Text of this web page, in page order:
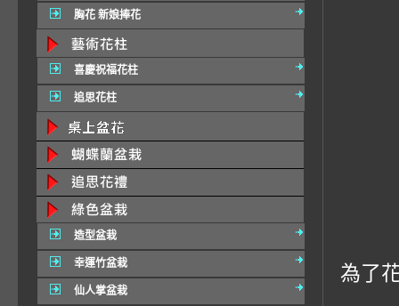
胸花 新娘捧花
喜慶祝福花柱
追思花柱
造型盆栽
幸運竹盆栽
仙人掌盆栽
為了